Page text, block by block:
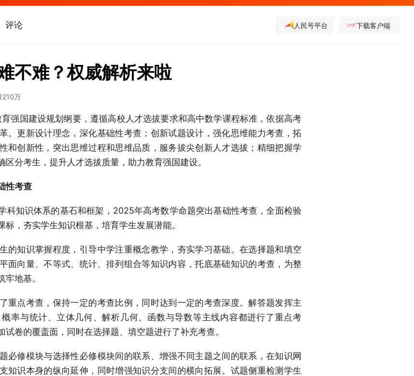
评论 人民号平台 下载客户端
不难？权威解析来啦
210万
强国建设规划纲要，遵循高校人才选拔要求和高中数学课程标准，依据高考
。更新设计理念，深化基础性考查；创新试题设计，强化思维能力考查，拓
和创新性，突出思维过程和思维品质，服务拔尖创新人才选拔；精细把握学
分考生，提升人才选拔质量，助力教育强国建设。
性考查
科知识体系的基石和框架，2025年高考数学命题突出基础性考查，全面检验
，夯实学生知识根基，培育学生发展潜能。
的知识掌握程度，引导中学注重概念教学，夯实学习基础。在选择题和填空
面向量、不等式、统计、排列组合等知识内容，托底基础知识的考查，为整
地基。
重点考查，保持一定的考查比例，同时达到一定的考查深度。解答题发挥主
率与统计、立体几何、解析几何、函数与导数等主线内容都进行了重点考
卷的覆盖面，同时在选择题、填空题进行了补充考查。
必修模块与选择性必修模块间的联系、增强不同主题之间的联系，在知识网
知识本身的纵向延伸，同时增强知识分支间的横向拓展。试题侧重检测学生